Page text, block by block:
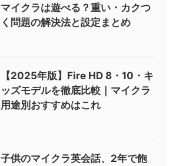
マイクラは遊べる？重い・カクつ
く問題の解決法と設定まとめ
【2025年版】Fire HD 8・10・キ
ッズモデルを徹底比較｜マイクラ
用途別おすすめはこれ
子供のマイクラ英会話、2年で飽